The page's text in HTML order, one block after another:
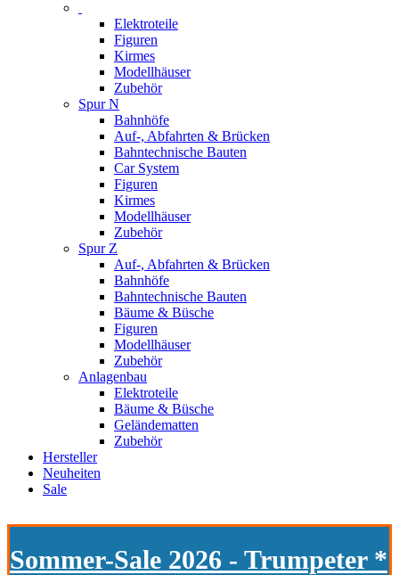
Elektroteile
Figuren
Kirmes
Modellhäuser
Zubehör
Spur N
Bahnhöfe
Auf-, Abfahrten & Brücken
Bahntechnische Bauten
Car System
Figuren
Kirmes
Modellhäuser
Zubehör
Spur Z
Auf-, Abfahrten & Brücken
Bahnhöfe
Bahntechnische Bauten
Bäume & Büsche
Figuren
Modellhäuser
Zubehör
Anlagenbau
Elektroteile
Bäume & Büsche
Geländematten
Zubehör
Hersteller
Neuheiten
Sale
Sommer-Sale 2026 - Trumpeter *